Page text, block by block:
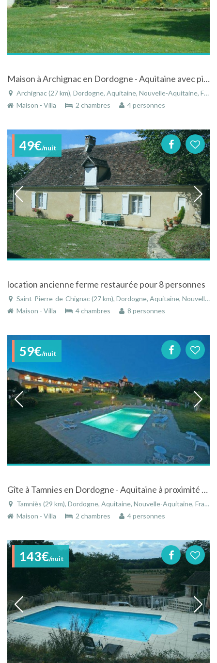
Maison à Archignac en Dordogne - Aquitaine avec piscine
Archignac (27 km), Dordogne, Aquitaine, Nouvelle-Aquitaine, France
Maison - Villa
2 chambres 4 personnes
49€/nuit
location ancienne ferme restaurée pour 8 personnes
Saint-Pierre-de-Chignac (27 km), Dordogne, Aquitaine, Nouvelle-Aquitaine, France
Maison - Villa
4 chambres 8 personnes
59€/nuit
Gîte à Tamnies en Dordogne - Aquitaine à proximité des sites touristiques du Périgord
Tamniès (29 km), Dordogne, Aquitaine, Nouvelle-Aquitaine, France
Maison - Villa
2 chambres 4 personnes
143€/nuit